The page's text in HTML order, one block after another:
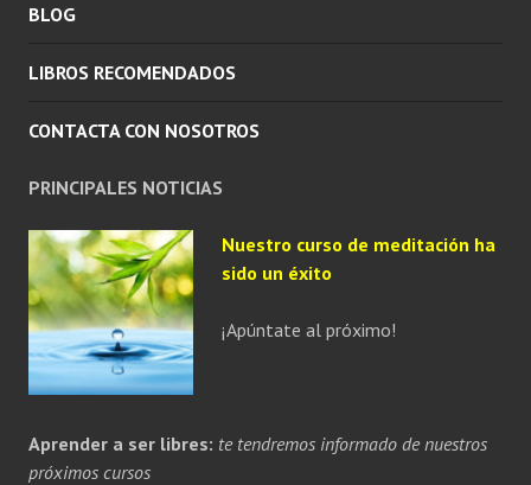
BLOG
LIBROS RECOMENDADOS
CONTACTA CON NOSOTROS
PRINCIPALES NOTICIAS
Nuestro curso de meditación ha
sido un éxito
¡Apúntate al próximo!
Aprender a ser libres: te tendremos informado de nuestros
próximos cursos